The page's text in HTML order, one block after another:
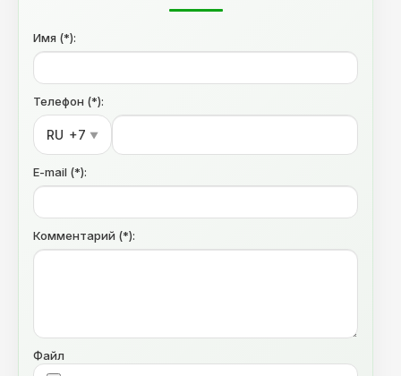
Имя (*):
Телефон (*):
RU +7 ▼
E-mail (*):
Комментарий (*):
Файл